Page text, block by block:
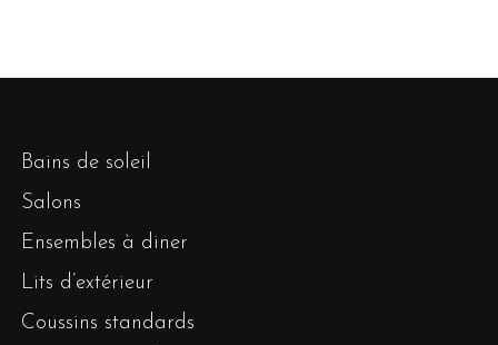
Bains de soleil
Salons
Ensembles à diner
Lits d’extérieur
Coussins standards